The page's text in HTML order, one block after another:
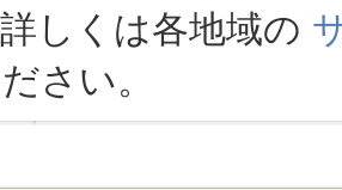
しくは各地域の
さい。